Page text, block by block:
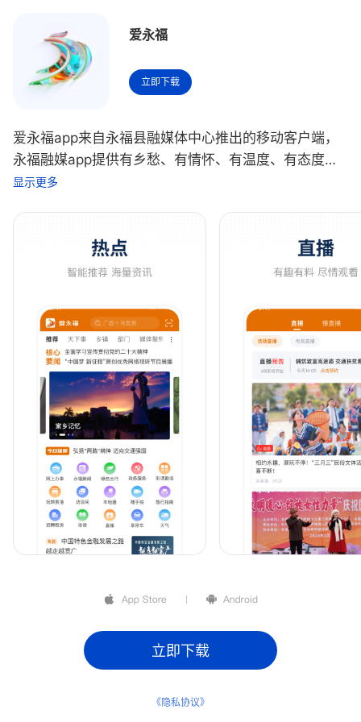
爱永福
立即下载
爱永福app来自永福县融媒体中心推出的移动客户端，
永福融媒app提供有乡愁、有情怀、有温度、有态度的
新闻，通过永福融媒app阅读到永福的全部精彩内容，
件。
显示更多
立即下载
《隐私协议》